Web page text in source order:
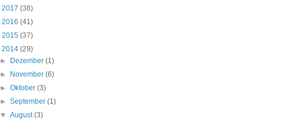
2017 (38)
2016 (41)
2015 (37)
2014 (29)
►
Dezember(1)
►
November(6)
►Oktober(3)
►September(1)
▼August(3)